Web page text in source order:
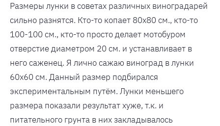
Размеры лунки в советах различных виноградарей
сильно разнятся. Кто-то копает 80х80 см., кто-то
100-100 см., кто-то просто делает мотобуром
отверстие диаметром 20 см. и устанавливает в
него саженец. Я лично сажаю виноград в лунки
60х60 см. Данный размер подбирался
экспериментальным путём. Лунки меньшего
размера показали результат хуже, т.к. и
питательного грунта в них закладывалось